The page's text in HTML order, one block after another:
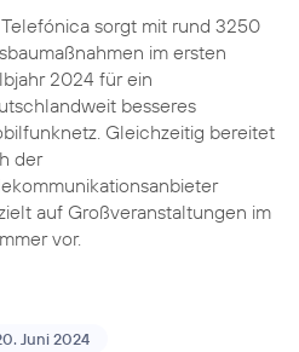
sorgt mit rund 3250
im ersten
2024 für ein
besseres
Gleichzeitig bereitet
der
auf Großveranstaltungen im
vor.
Juni 2024